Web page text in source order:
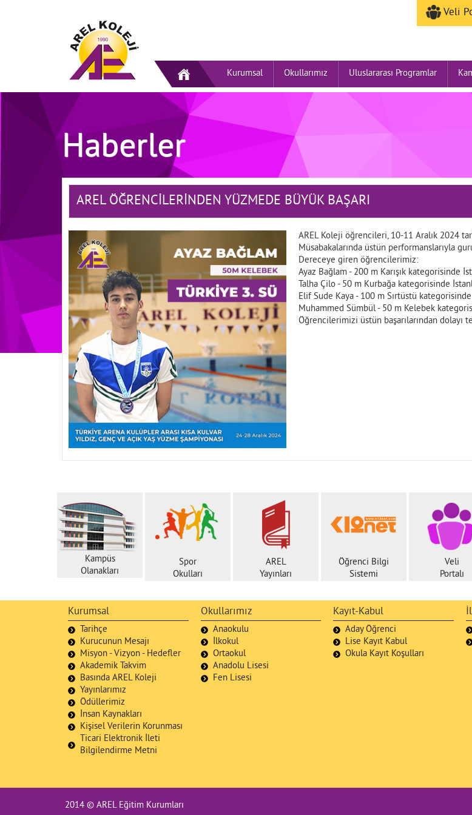
Veli
Kurumsal Okullarımız Uluslararası Programlar
Haberler
AREL ÖĞRENCİLERİNDEN YÜZMEDE BÜYÜK BAŞARI
AREL Koleji öğrencileri, 10-11 Aralık 2024
Müsabakalarında üstün performanslarıyla
Dereceye giren öğrencilerimiz:
Ayaz Bağlam - 200 m Karışık kategorisinde
Talha Çilo - 50 m Kurbağa kategorisinde
Elif Sude Kaya - 100 m Sırtüstü
Muhammed Sümbül - 50 m Kelebek
Öğrencilerimizi üstün başarılarından dolayı
Kampüs
Olanakları
Spor
Okulları
AREL
Yayınları
Öğrenci Bilgi
Sistemi
Veli
Portalı
Kurumsal
Tarihçe
Kurucunun Mesajı
Misyon - Vizyon - Hedefler
Akademik Takvim
Basında AREL Koleji
Yayınlarımız
Ödüllerimiz
İnsan Kaynakları
Kişisel Verilerin Korunması
Ticari Elektronik İleti
Bilgilendirme Metni
Okullarımız
Anaokulu
İlkokul
Ortaokul
Anadolu Lisesi
Fen Lisesi
Kayıt-Kabul
Aday Öğrenci
Lise Kayıt Kabul
Okula Kayıt Koşulları
2014 © AREL Eğitim Kurumları